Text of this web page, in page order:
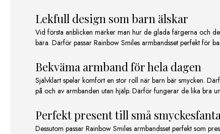
Lekfull design som barn älskar
Vid första anblicken märker man hur de glada färgerna och
bära. Därför passar Rainbow Smiles armbandsset perfekt för
Bekväma armband för hela dagen
Självklart spelar komfort en stor roll när barn bär smycken.
på och av armbanden utan hjälp. Därför fungerar de lika bra
Perfekt present till små
Dessutom passar Rainbow Smiles armbandsset perfekt som